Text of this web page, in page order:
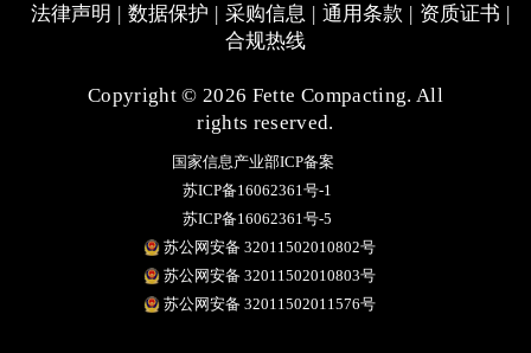
法律声明 数据保护 采购信息 通用条款
资质证书
合规热线
Copyright © 2026 Fette Compacting. All
rights reserved.
国家信息产业部ICP备案
苏ICP备16062361号-1
苏ICP备16062361号-5
苏公网安备 32011502010802号
苏公网安备 32011502010803号
苏公网安备 32011502011576号